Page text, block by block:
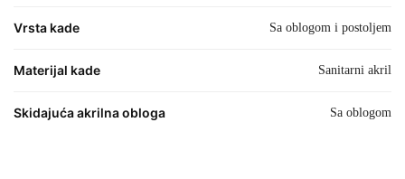
Vrsta kade Sa oblogom i postoljem
Materijal kade Sanitarni akril
Skidajuća akrilna obloga Sa oblogom